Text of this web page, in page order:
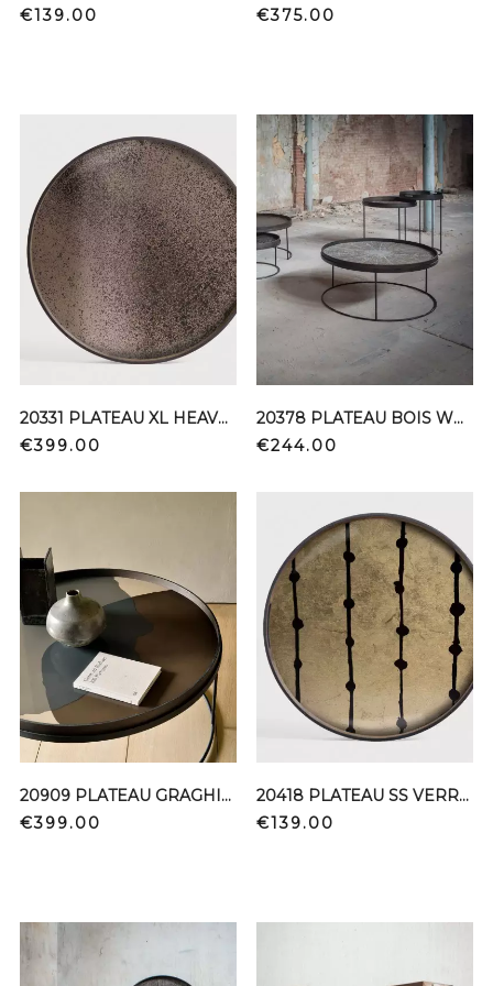
Price
€139.00
Price
€375.00
20331 PLATEAU XL HEAVY AGED MIROR TRAY
Price
€399.00
20378 PLATEAU BOIS WHITE SLICE XL
Price
€244.00
20909 PLATEAU GRAGHITE COMBINED DOTS XL
Price
€399.00
20418 PLATEAU SS VERRE BROWN DOTS GOLD
Price
€139.00